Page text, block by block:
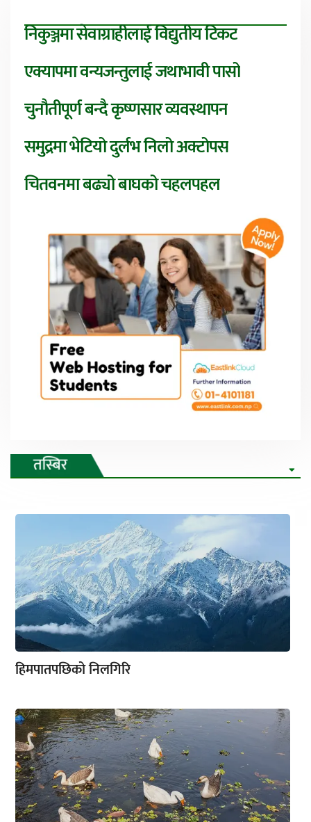
निकुञ्जमा सेवाग्राहीलाई विद्युतीय टिकट
एक्यापमा वन्यजन्तुलाई जथाभावी पासो
चुनौतीपूर्ण बन्दै कृष्णसार व्यवस्थापन
समुद्रमा भेटियो दुर्लभ निलो अक्टोपस
चितवनमा बढ्यो बाघको चहलपहल
हिमपातपछिको निलगिरि